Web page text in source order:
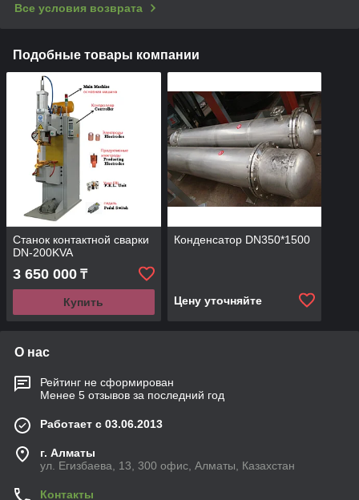
Все условия возврата
Подобные товары компании
Станок контактной сварки
DN-200KVA
3 650 000 ₸
Купить
Конденсатор DN350*1500
Цену уточняйте
О нас
Рейтинг не сформирован
Менее 5 отзывов за последний год
Работает с 03.06.2013
г. Алматы
ул. Егизбаева, 13, 300 офис, Алматы, Казахстан
Контакты